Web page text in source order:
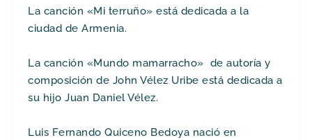
La canción «Mi terruño» está dedicada a la
ciudad de Armenia.
La canción «Mundo mamarracho» de autoría y
composición de John Vélez Uribe está dedicada a
su hijo Juan Daniel Vélez.
Luis Fernando Quiceno Bedoya nació en